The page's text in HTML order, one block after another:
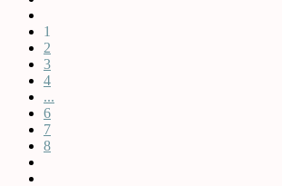
1
2
3
4
...
6
7
8